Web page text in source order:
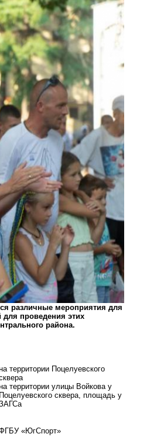
различные мероприятия для
проведения этих
района.
территории Поцелуевского
территории улицы Войкова у
Поцелуевского сквера, площадь у
«ЮгСпорт»